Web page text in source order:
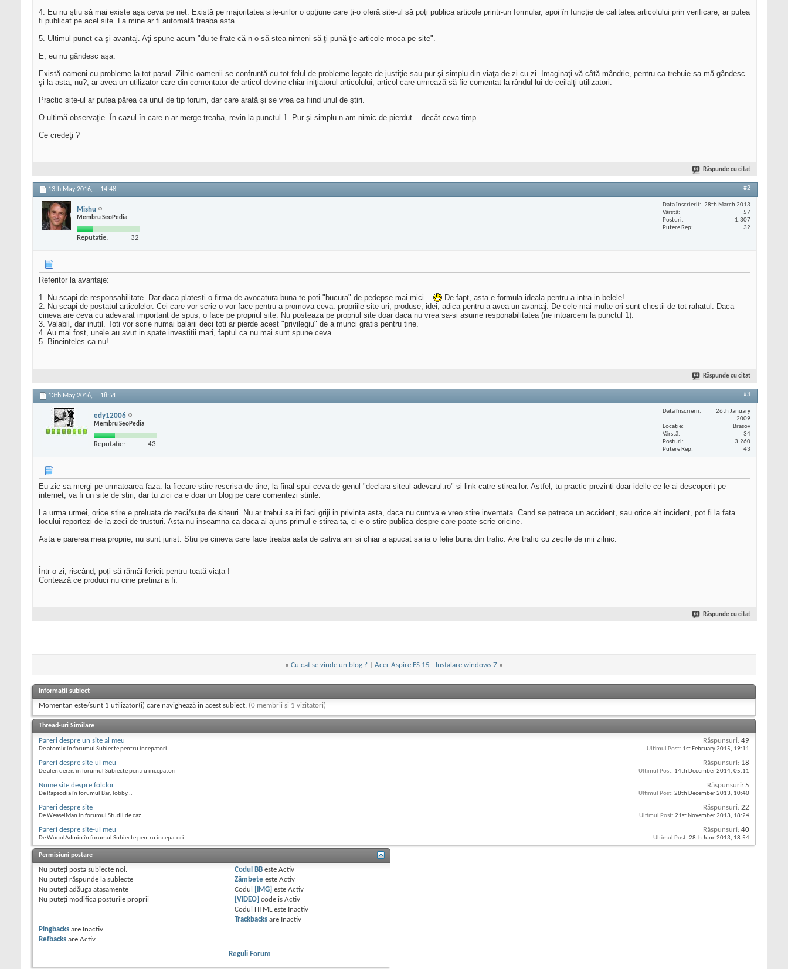
4. Eu nu ştiu să mai existe aşa ceva pe net. Există pe majoritatea site-urilor o opţiune care ţi-o oferă site-ul să poţi publica articole printr-un formular, apoi în funcţie de calitatea articolului prin verificare, ar putea
fi publicat pe acel site. La mine ar fi automată treaba asta.
5. Ultimul punct ca şi avantaj. Aţi spune acum "du-te frate că n-o să stea nimeni să-ţi pună ţie articole moca pe site".
E, eu nu gândesc aşa.
Există oameni cu probleme la tot pasul. Zilnic oamenii se confruntă cu tot felul de probleme legate de justiţie sau pur şi simplu din viaţa de zi cu zi. Imaginaţi-vă câtă mândrie, pentru ca trebuie sa mă gândesc
şi la asta, nu?, ar avea un utilizator care din comentator de articol devine chiar iniţiatorul articolului, articol care urmează să fie comentat la rândul lui de ceilalţi utilizatori.
Practic site-ul ar putea părea ca unul de tip forum, dar care arată şi se vrea ca fiind unul de ştiri.
O ultimă observaţie. În cazul în care n-ar merge treaba, revin la punctul 1. Pur şi simplu n-am nimic de pierdut... decât ceva timp...
Ce credeţi ?
Răspunde cu citat
13th May 2016, 14:48 #2
Mishu
Membru SeoPedia
Reputatie: 32
Data înscrierii
28th March 2013
Vârstă
57
Posturi
1.307
Putere Rep
32
Referitor la avantaje:
1. Nu scapi de responsabilitate. Dar daca platesti o firma de avocatura buna te poti "bucura" de pedepse mai mici...
De fapt, asta e formula ideala pentru a intra in belele!
2. Nu scapi de postatul articolelor. Cei care vor scrie o vor face pentru a promova ceva: propriile site-uri, produse, idei, adica pentru a avea un avantaj. De cele mai multe ori sunt chestii de tot rahatul. Daca
cineva are ceva cu adevarat important de spus, o face pe propriul site. Nu posteaza pe propriul site doar daca nu vrea sa-si asume responabilitatea (ne intoarcem la punctul 1).
3. Valabil, dar inutil. Toti vor scrie numai balarii deci toti ar pierde acest "privilegiu" de a munci gratis pentru tine.
4. Au mai fost, unele au avut in spate investitii mari, faptul ca nu mai sunt spune ceva.
5. Bineinteles ca nu!
Răspunde cu citat
13th May 2016, 18:51 #3
edy12006
Membru SeoPedia
Reputatie: 43
Data înscrierii
26th January
2009
Locaţie
Brasov
Vârstă
34
Posturi
3.260
Putere Rep
43
Eu zic sa mergi pe urmatoarea faza: la fiecare stire rescrisa de tine, la final spui ceva de genul "declara siteul adevarul.ro" si link catre stirea lor. Astfel, tu practic prezinti doar ideile ce le-ai descoperit pe
internet, va fi un site de stiri, dar tu zici ca e doar un blog pe care comentezi stirile.
La urma urmei, orice stire e preluata de zeci/sute de siteuri. Nu ar trebui sa iti faci griji in privinta asta, daca nu cumva e vreo stire inventata. Cand se petrece un accident, sau orice alt incident, pot fi la fata
locului reportezi de la zeci de trusturi. Asta nu inseamna ca daca ai ajuns primul e stirea ta, ci e o stire publica despre care poate scrie oricine.
Asta e parerea mea proprie, nu sunt jurist. Stiu pe cineva care face treaba asta de cativa ani si chiar a apucat sa ia o felie buna din trafic. Are trafic cu zecile de mii zilnic.
Într-o zi, riscând, poți să rămâi fericit pentru toată viața !
Contează ce produci nu cine pretinzi a fi.
Răspunde cu citat
« Cu cat se vinde un blog ? Acer Aspire ES 15 - Instalare windows 7 »
Informații subiect
Momentan este/sunt 1 utilizator(i) care navighează în acest subiect. (0 membrii și 1 vizitatori)
Thread-uri Similare
Pareri despre un site al meu
De atomix în forumul Subiecte pentru incepatori
Răspunsuri: 49
Ultimul Post: 1st February 2015, 19:11
Pareri despre site-ul meu
De alen derzis în forumul Subiecte pentru incepatori
Răspunsuri: 18
Ultimul Post: 14th December 2014, 05:11
Nume site despre folclor
De Rapsodia în forumul Bar, lobby...
Răspunsuri: 5
Ultimul Post: 28th December 2013, 10:40
Pareri despre site
De WeaselMan în forumul Studii de caz
Răspunsuri: 22
Ultimul Post: 21st November 2013, 18:24
Pareri despre site-ul meu
De WooolAdmin în forumul Subiecte pentru incepatori
Răspunsuri: 40
Ultimul Post: 28th June 2013, 18:54
Permisiuni postare
Nu puteţi posta subiecte noi.
Nu puteţi răspunde la subiecte
Nu puteţi adăuga ataşamente
Nu puteţi modifica posturile proprii
Codul BB esteActiv
Zâmbete esteActiv
Codul
[IMG] esteActiv
[VIDEO] code isActiv
Codul HTML este Inactiv
Trackbacks are Inactiv
Pingbacks are Inactiv
Refbacks are Activ
Reguli Forum